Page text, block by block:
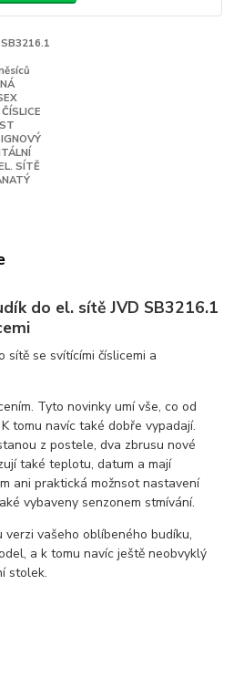
SÍTĚ
do el. sítě JVD SB3216.1
sítě se svítícími číslicemi a
Tyto novinky umí vše, co od
tomu navíc také dobře vypadají.
z postele, dva zbrusu nové
také teplotu, datum a mají
ani praktická možnsot nastavení
vybaveny senzonem stmívání.
vašeho oblíbeného budíku,
a k tomu navíc ještě neobvyklý
stolek.